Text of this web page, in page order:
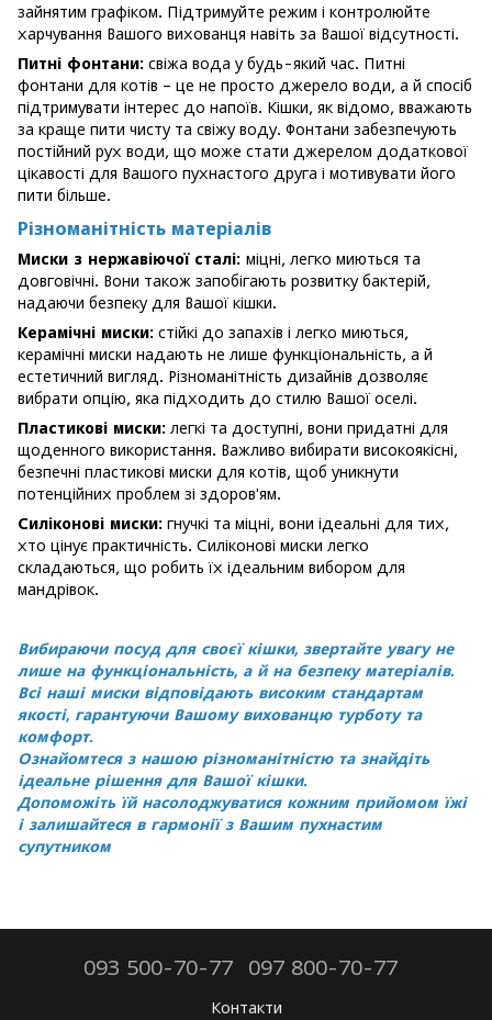
зайнятим графіком. Підтримуйте режим і контролюйте
харчування Вашого вихованця навіть за Вашої відсутності.
Питні фонтани: свіжа вода у будь-який час. Питні
фонтани для котів – це не просто джерело води, а й спосіб
підтримувати інтерес до напоїв. Кішки, як відомо, вважають
за краще пити чисту та свіжу воду. Фонтани забезпечують
постійний рух води, що може стати джерелом додаткової
цікавості для Вашого пухнастого друга і мотивувати його
пити більше.
Різноманітність матеріалів
Миски з нержавіючої сталі: міцні, легко миються та
довговічні. Вони також запобігають розвитку бактерій,
надаючи безпеку для Вашої кішки.
Керамічні миски: стійкі до запахів і легко миються,
керамічні миски надають не лише функціональність, а й
естетичний вигляд. Різноманітність дизайнів дозволяє
вибрати опцію, яка підходить до стилю Вашої оселі.
Пластикові миски: легкі та доступні, вони придатні для
щоденного використання. Важливо вибирати високоякісні,
безпечні пластикові миски для котів, щоб уникнути
потенційних проблем зі здоров'ям.
Силіконові миски: гнучкі та міцні, вони ідеальні для тих,
хто цінує практичність. Силіконові миски легко
складаються, що робить їх ідеальним вибором для
мандрівок.
Вибираючи посуд для своєї кішки, звертайте увагу не
лише на функціональність, а й на безпеку матеріалів.
Всі наші миски відповідають високим стандартам
якості, гарантуючи Вашому вихованцю турботу та
комфорт.
Ознайомтеся з нашою різноманітністю та знайдіть
ідеальне рішення для Вашої кішки.
Допоможіть їй насолоджуватися кожним прийомом їжі
і залишайтеся в гармонії з Вашим пухнастим
супутником
093 500-70-77 097 800-70-77
Контакти